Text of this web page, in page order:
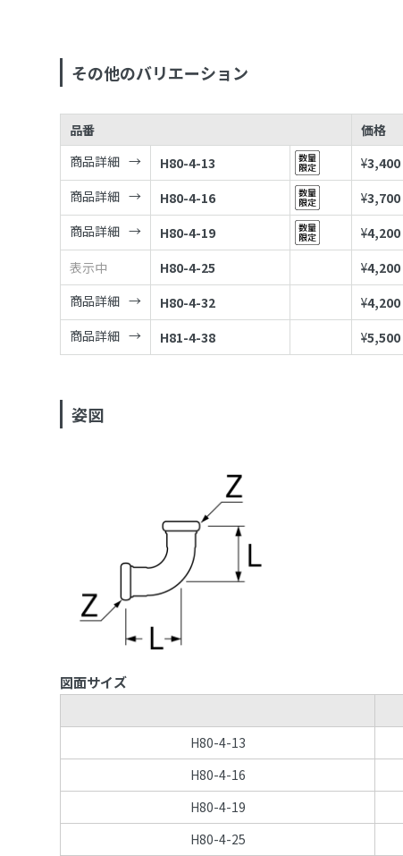
その他のバリエーション
品番 価格
商品詳細
H80-4-13 ¥3,400
商品詳細
H80-4-16 ¥3,700
商品詳細
H80-4-19 ¥4,200
表示中
H80-4-25 ¥4,200
商品詳細
H80-4-32 ¥4,200
商品詳細
H81-4-38 ¥5,500
姿図
図面サイズ
H80-4-13
H80-4-16
H80-4-19
H80-4-25